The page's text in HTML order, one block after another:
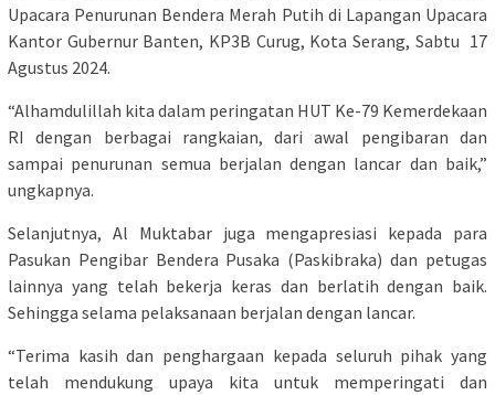
Upacara Penurunan Bendera Merah Putih di Lapangan Upacara
Kantor Gubernur Banten, KP3B Curug, Kota Serang, Sabtu 17
Agustus 2024.
“Alhamdulillah kita dalam peringatan HUT Ke-79 Kemerdekaan
RI dengan berbagai rangkaian, dari awal pengibaran dan
sampai penurunan semua berjalan dengan lancar dan baik,”
ungkapnya.
Selanjutnya, Al Muktabar juga mengapresiasi kepada para
Pasukan Pengibar Bendera Pusaka (Paskibraka) dan petugas
lainnya yang telah bekerja keras dan berlatih dengan baik.
Sehingga selama pelaksanaan berjalan dengan lancar.
“Terima kasih dan penghargaan kepada seluruh pihak yang
telah mendukung upaya kita untuk memperingati dan